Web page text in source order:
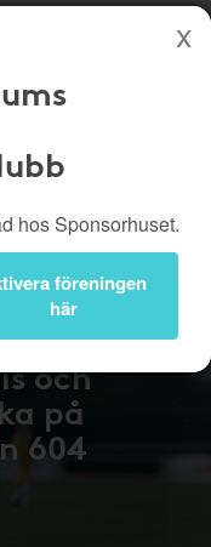
Handbollsklubb
Logga in
hos Sponsorhuset.
föreningen
här
och
på
604